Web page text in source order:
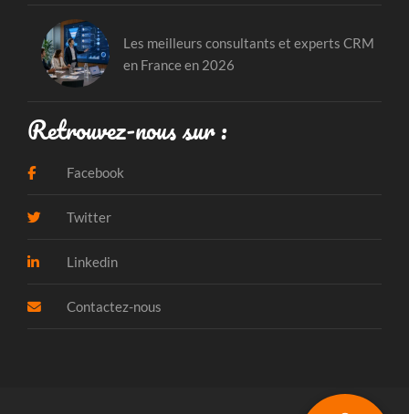
Les meilleurs consultants et experts CRM
en France en 2026
Retrouvez-nous sur :
Facebook
Twitter
Linkedin
Contactez-nous